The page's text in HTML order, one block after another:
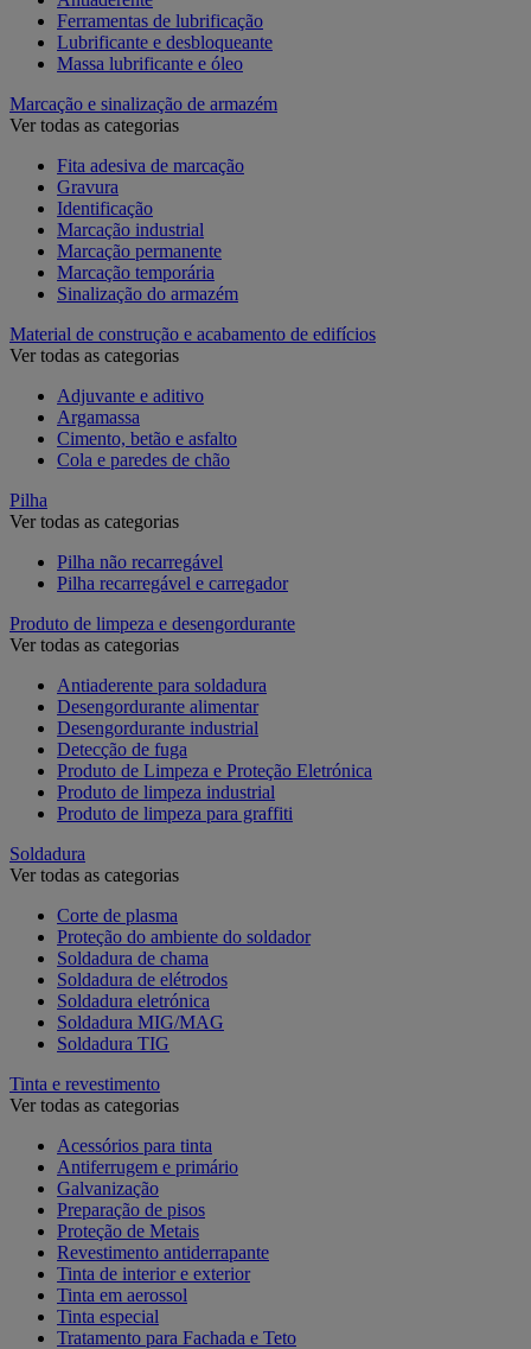
Ferramentas de lubrificação
Lubrificante e desbloqueante
Massa lubrificante e óleo
Marcação e sinalização de armazém
Ver todas as categorias
Fita adesiva de marcação
Gravura
Identificação
Marcação industrial
Marcação permanente
Marcação temporária
Sinalização do armazém
Material de construção e acabamento de edifícios
Ver todas as categorias
Adjuvante e aditivo
Argamassa
Cimento, betão e asfalto
Cola e paredes de chão
Pilha
Ver todas as categorias
Pilha não recarregável
Pilha recarregável e carregador
Produto de limpeza e desengordurante
Ver todas as categorias
Antiaderente para soldadura
Desengordurante alimentar
Desengordurante industrial
Detecção de fuga
Produto de Limpeza e Proteção Eletrónica
Produto de limpeza industrial
Produto de limpeza para graffiti
Soldadura
Ver todas as categorias
Corte de plasma
Proteção do ambiente do soldador
Soldadura de chama
Soldadura de elétrodos
Soldadura eletrónica
Soldadura MIG/MAG
Soldadura TIG
Tinta e revestimento
Ver todas as categorias
Acessórios para tinta
Antiferrugem e primário
Galvanização
Preparação de pisos
Proteção de Metais
Revestimento antiderrapante
Tinta de interior e exterior
Tinta em aerossol
Tinta especial
Tratamento para Fachada e Teto